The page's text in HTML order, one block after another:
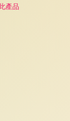
8 折優惠
產品